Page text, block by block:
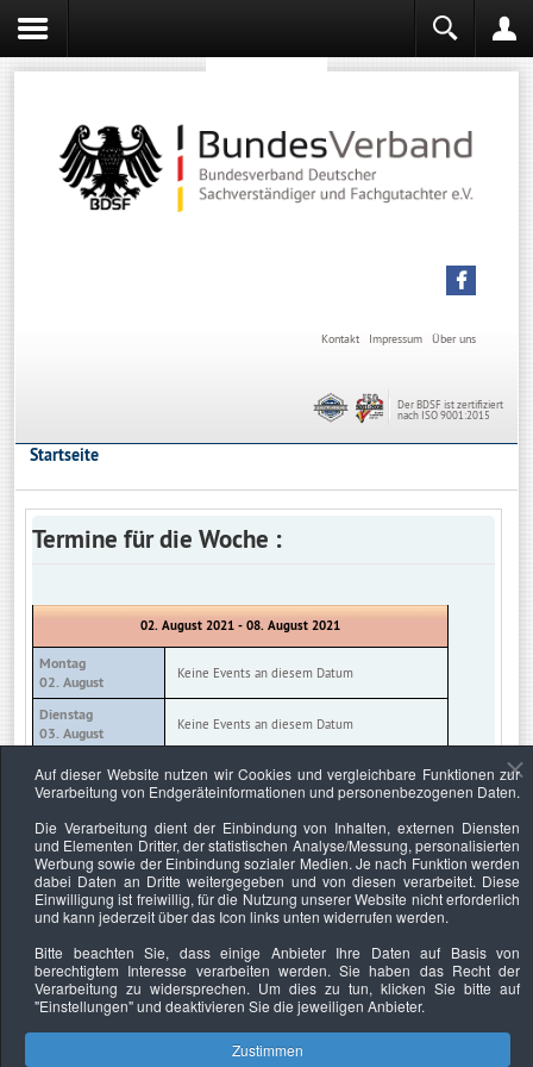
Über uns
Impressum
Kontakt
Der BDSF ist zertifiziert
nach ISO 9001:2015
Startseite
Termine für die Woche :
02. August 2021 - 08. August 2021
Montag
02. August
Keine Events an diesem Datum
Dienstag
03. August
Keine Events an diesem Datum
Mittwoch
04. August
Keine Events an diesem Datum
05. August
Keine Events an diesem Datum
Freitag
06. August
Keine Events an diesem Datum
Samstag
Sonntag
08. August
Keine Events an diesem Datum
Auf dieser Website nutzen wir Cookies und vergleichbare Funktionen zur
Verarbeitung von Endgeräteinformationen und personenbezogenen Daten.
Die Verarbeitung dient der Einbindung von Inhalten, externen Diensten
und Elementen Dritter, der statistischen Analyse/Messung, personalisierten
Werbung sowie der Einbindung sozialer Medien. Je nach Funktion werden
dabei Daten an Dritte weitergegeben und von diesen verarbeitet. Diese
Einwilligung ist freiwillig, für die Nutzung unserer Website nicht erforderlich
und kann jederzeit über das Icon links unten widerrufen werden.
Bitte beachten Sie, dass einige Anbieter Ihre Daten auf Basis von
berechtigtem Interesse verarbeiten werden. Sie haben das Recht der
Verarbeitung zu widersprechen. Um dies zu tun, klicken Sie bitte auf
"Einstellungen"und deaktivieren Sie die jeweiligen Anbieter.
Zustimmen